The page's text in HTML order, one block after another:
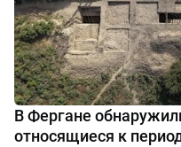
В Фергане
относящиеся к